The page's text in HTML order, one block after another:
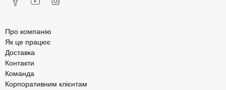
Про компанію
Як це працює
Доставка
Контакти
Команда
Корпоративним клієнтам